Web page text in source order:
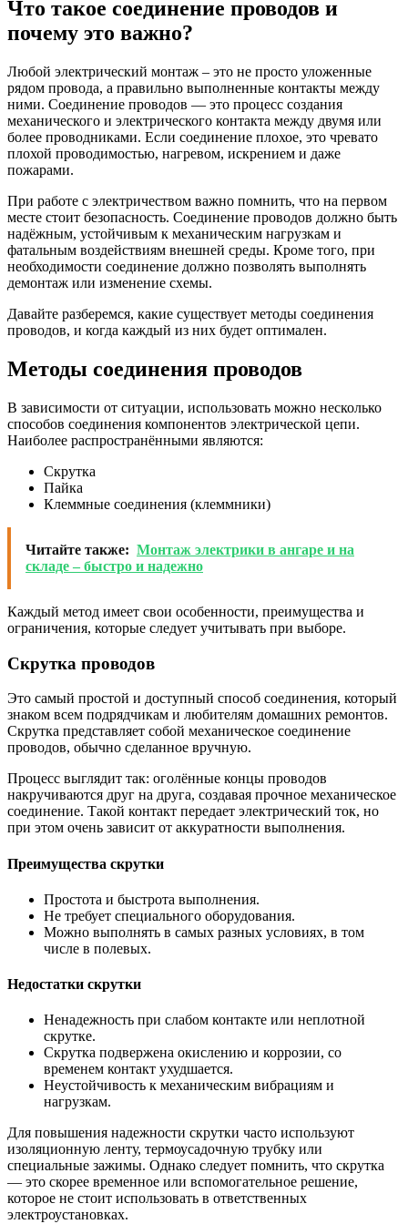
Что такое соединение проводов и
почему это важно?
Любой электрический монтаж – это не просто уложенные
рядом провода, а правильно выполненные контакты между
ними. Соединение проводов — это процесс создания
механического и электрического контакта между двумя или
более проводниками. Если соединение плохое, это чревато
плохой проводимостью, нагревом, искрением и даже
пожарами.
При работе с электричеством важно помнить, что на первом
месте стоит безопасность. Соединение проводов должно быть
надёжным, устойчивым к механическим нагрузкам и
фатальным воздействиям внешней среды. Кроме того, при
необходимости соединение должно позволять выполнять
демонтаж или изменение схемы.
Давайте разберемся, какие существует методы соединения
проводов, и когда каждый из них будет оптимален.
Методы соединения проводов
В зависимости от ситуации, использовать можно несколько
способов соединения компонентов электрической цепи.
Наиболее распространёнными являются:
Скрутка
Пайка
Клеммные соединения (клеммники)
Читайте также: Монтаж электрики в ангаре и на
складе – быстро и надежно
Каждый метод имеет свои особенности, преимущества и
ограничения, которые следует учитывать при выборе.
Скрутка проводов
Это самый простой и доступный способ соединения, который
знаком всем подрядчикам и любителям домашних ремонтов.
Скрутка представляет собой механическое соединение
проводов, обычно сделанное вручную.
Процесс выглядит так: оголённые концы проводов
накручиваются друг на друга, создавая прочное механическое
соединение. Такой контакт передает электрический ток, но
при этом очень зависит от аккуратности выполнения.
Преимущества скрутки
Простота и быстрота выполнения.
Не требует специального оборудования.
Можно выполнять в самых разных условиях, в том
числе в полевых.
Недостатки скрутки
Ненадежность при слабом контакте или неплотной
скрутке.
Скрутка подвержена окислению и коррозии, со
временем контакт ухудшается.
Неустойчивость к механическим вибрациям и
нагрузкам.
Для повышения надежности скрутки часто используют
изоляционную ленту, термоусадочную трубку или
специальные зажимы. Однако следует помнить, что скрутка
— это скорее временное или вспомогательное решение,
которое не стоит использовать в ответственных
электроустановках.